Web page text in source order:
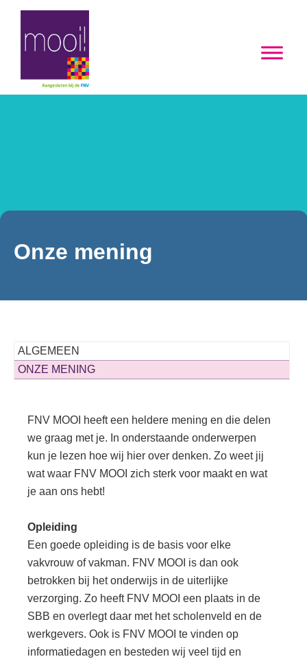
Onze mening
ALGEMEEN
ONZE MENING
FNV MOOI heeft een heldere mening en die delen
we graag met je. In onderstaande onderwerpen
kun je lezen hoe wij hier over denken. Zo weet jij
wat waar FNV MOOI zich sterk voor maakt en wat
je aan ons hebt!
Opleiding
Een goede opleiding is de basis voor elke
vakvrouw of vakman. FNV MOOI is dan ook
betrokken bij het onderwijs in de uiterlijke
verzorging. Zo heeft FNV MOOI een plaats in de
SBB en overlegt daar met het scholenveld en de
werkgevers. Ook is FNV MOOI te vinden op
informatiedagen en besteden wij veel tijd en